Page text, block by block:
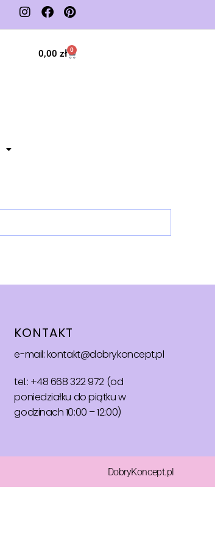
0,00 zł 0
KONTAKT
e-mail: kontakt@dobrykoncept.pl
tel.: +48 668 322 972 (od
poniedziałku do piątku w
godzinach 10:00 – 12:00)
DobryKoncept.pl